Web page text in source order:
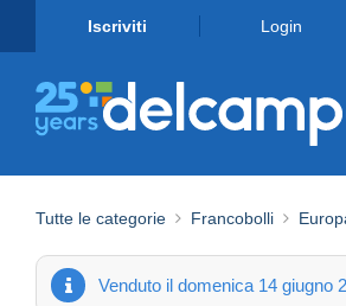
Iscriviti Login
Tutte le categorie Francobolli
Venduto il domenica 14 giugno